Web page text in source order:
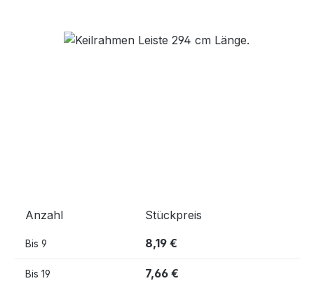
Bildergalerie überspringen
Anzahl Stückpreis
Bis 9 8,19 €
Bis 19 7,66 €